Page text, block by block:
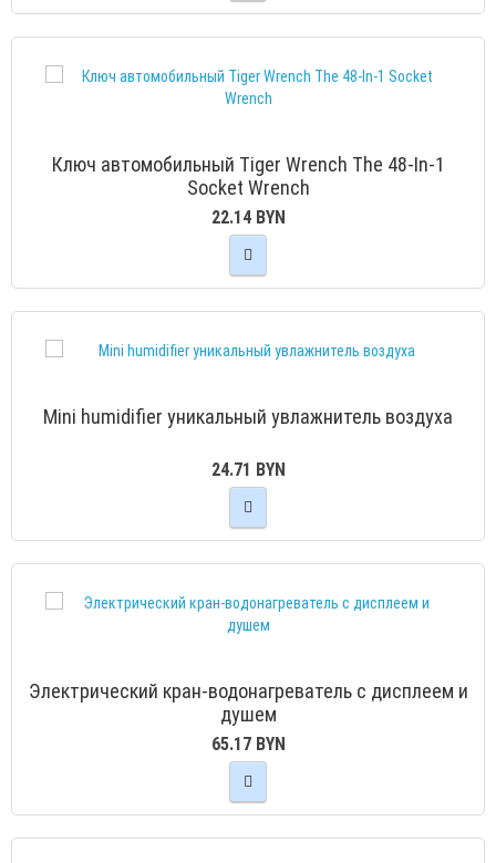
Ключ автомобильный Tiger Wrench The 48-In-1
Socket Wrench
22.14 BYN
Mini humidifier уникальный увлажнитель воздуха
24.71 BYN
Электрический кран-водонагреватель с дисплеем и
душем
65.17 BYN